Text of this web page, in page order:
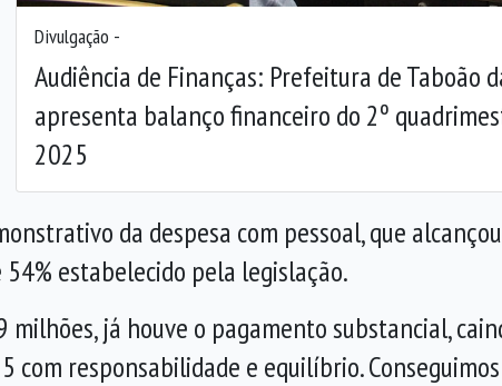
Divulgação -
Audiência de Finanças: Prefeitura de Taboão
apresenta balanço financeiro do 2º
2025
da despesa com pessoal, que
estabelecido pela legislação.
já houve o pagamento substancial,
com responsabilidade e equilíbrio.